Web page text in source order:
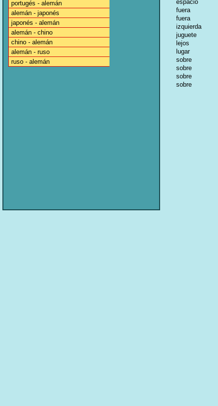
portugés - alemán
alemán - japonés
japonés - alemán
alemán - chino
chino - alemán
alemán - ruso
ruso - alemán
espacio
fuera
fuera
izquierda
juguete
lejos
lugar
sobre
sobre
sobre
sobre